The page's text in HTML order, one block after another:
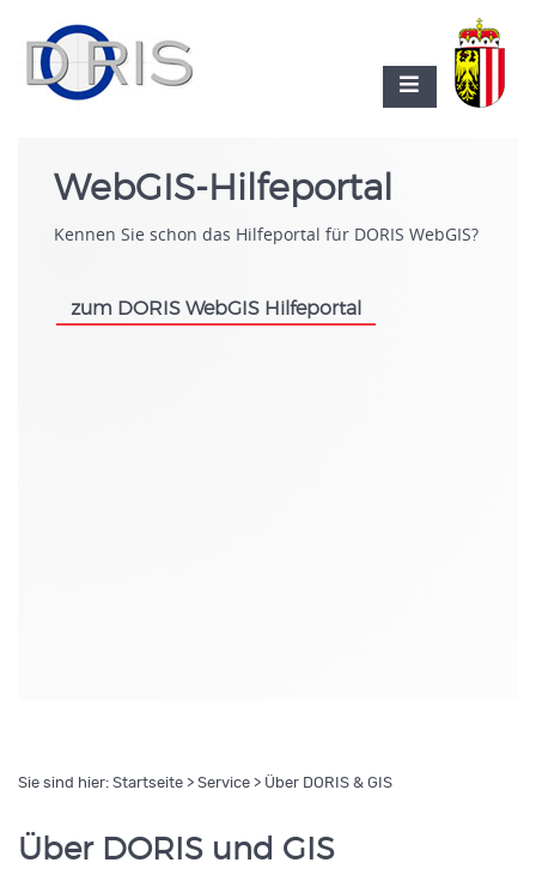
WebGIS-Hilfeportal
Kennen Sie schon das Hilfeportal für DORIS WebGIS?
zum DORIS WebGIS Hilfeportal
Sie sind hier: Startseite > Service > Über DORIS & GIS
Über DORIS und GIS